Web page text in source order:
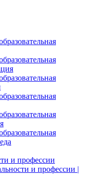
и профессии
и профессии |